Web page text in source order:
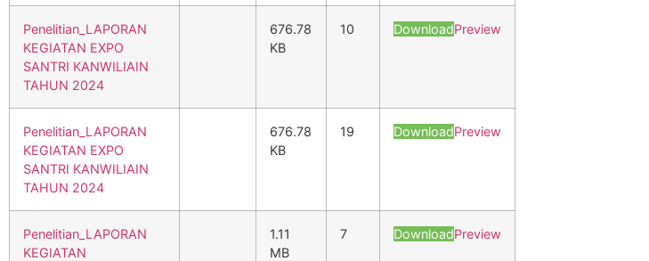
Penelitian_LAPORAN
KEGIATAN EXPO
SANTRI KANWILIAIN
TAHUN 2024
676.78
KB
10 DownloadPreview
Penelitian_LAPORAN
KEGIATAN EXPO
SANTRI KANWILIAIN
TAHUN 2024
676.78
KB
19 DownloadPreview
Penelitian_LAPORAN
KEGIATAN
1.11
MB
7 DownloadPreview